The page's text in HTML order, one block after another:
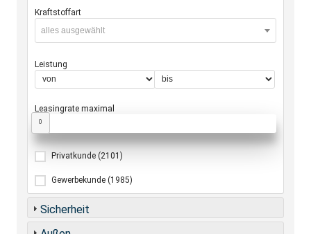
Kraftstoffart
alles ausgewählt
Leistung
Leasingrate maximal
0
Privatkunde (2101)
Gewerbekunde (1985)
Sicherheit